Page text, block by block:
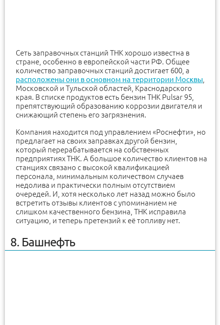
Сеть заправочных станций ТНК хорошо известна в
стране, особенно в европейской части РФ. Общее
количество заправочных станций достигает 600, а
расположены они в основном на территории Москвы
Московской и Тульской областей, Краснодарского
края. В списке продуктов есть бензин ТНК Pulsar 95,
препятствующий образованию коррозии двигателя и
снижающий степень его загрязнения.
Компания находится под управлением «Роснефти», но
предлагает на своих заправках другой бензин,
который перерабатывается на собственных
предприятиях ТНК. А большое количество клиентов на
станциях связано с высокой квалификацией
персонала, минимальным количеством случаев
недолива и практически полным отсутствием
очередей. И, хотя несколько лет назад можно было
встретить отзывы клиентов с упоминанием не
слишком качественного бензина, ТНК исправила
ситуацию, и теперь претензий к её топливу нет.
8. Башнефть